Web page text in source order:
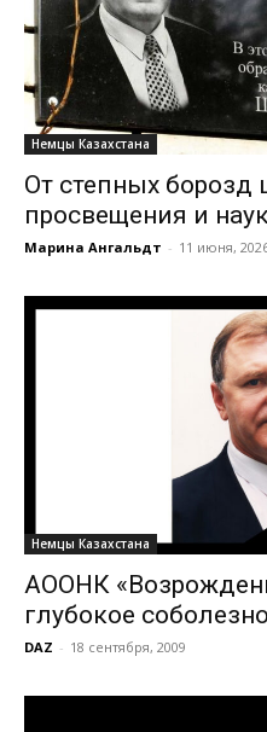
Немцы Казахстана
От степных
просвещения и
Марина Ангальдт - 11 июня,
Немцы Казахстана
АООНК
глубокое
DAZ - 18 сентября, 2009